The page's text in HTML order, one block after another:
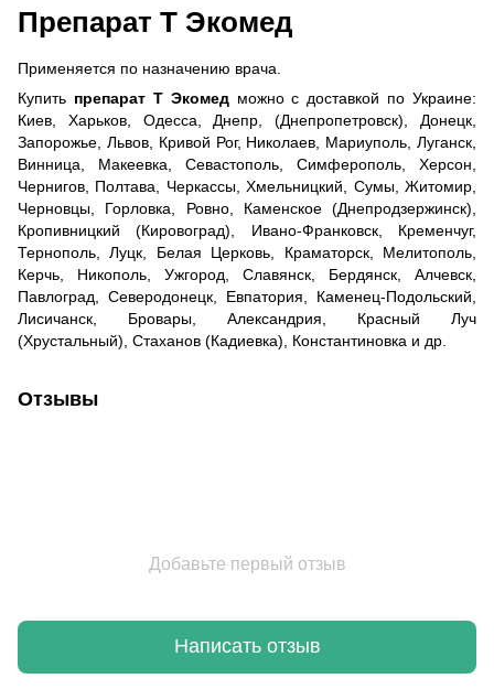
Препарат Т Экомед
Применяется по назначению врача.
Купить препарат Т Экомедможно с доставкой по Украине:
Киев, Харьков, Одесса, Днепр, (Днепропетровск), Донецк,
Запорожье, Львов, Кривой Рог, Николаев, Мариуполь, Луганск,
Винница, Макеевка, Севастополь, Симферополь, Херсон,
Чернигов, Полтава, Черкассы, Хмельницкий, Сумы, Житомир,
Черновцы, Горловка, Ровно, Каменское (Днепродзержинск),
Кропивницкий (Кировоград), Ивано-Франковск, Кременчуг,
Тернополь, Луцк, Белая Церковь, Краматорск, Мелитополь,
Керчь, Никополь, Ужгород, Славянск, Бердянск, Алчевск,
Павлоград, Северодонецк, Евпатория, Каменец-Подольский,
Лисичанск, Бровары, Александрия, Красный Луч
(Хрустальный), Стаханов (Кадиевка), Константиновка и др.
Отзывы
Добавьте первый отзыв
Написать отзыв